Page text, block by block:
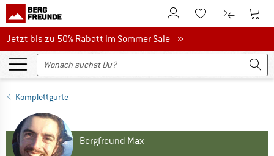
Zum KundenkontoZum Merkzettel.
Zum Zum
Jetzt bis zu 50% Rabatt im Sommer Sale
Jetzt bis zu 50% Rabatt im Sommer Sale »
Komplettgurte
Bergfreund Max